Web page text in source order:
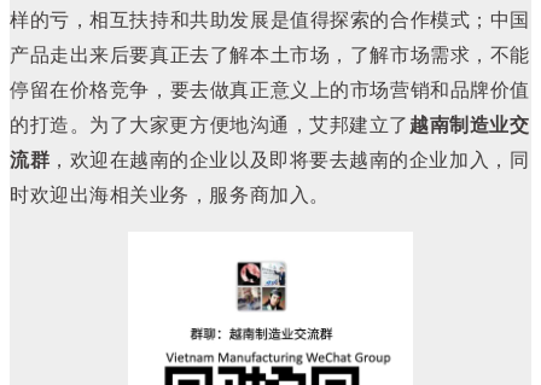
样的亏，相互扶持和共助发展是值得探索的合作模式；中国
产品走出来后要真正去了解本土市场，了解市场需求，不能
停留在价格竞争，要去做真正意义上的市场营销和品牌价值
的打造。 为了大家更方便地沟通，艾邦建立了越南制造业交
流群 ，欢迎在越南的企业以及即将要去越南的企业加入，同
时欢迎出海相关业务，服务商加入。